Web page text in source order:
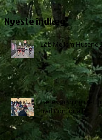
Nyeste indlæg
Løb Mellem Husene
Fællesspisning i A-
tradition for alle